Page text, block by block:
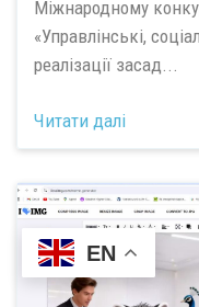
Міжнародному
«Управлінські,
реалізації засад...
Читати далі
EN